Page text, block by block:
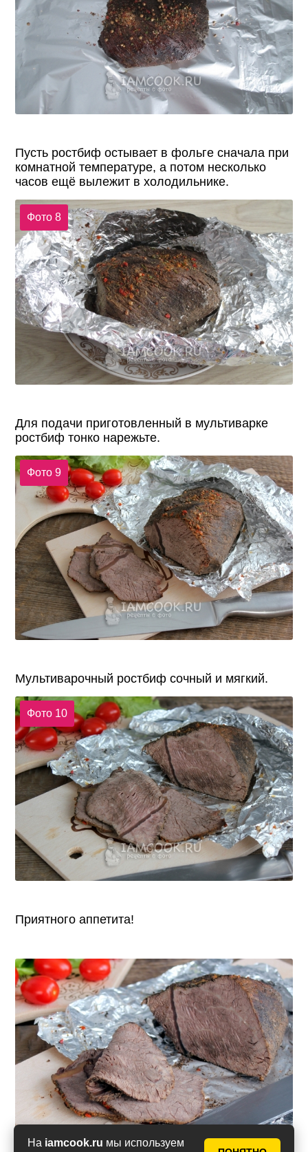
На iamcook.ru мы используем
Пусть ростбиф остывает в фольге сначала при
комнатной температуре, а потом несколько
часов ещё вылежит в холодильнике.
Фото 8
Для подачи приготовленный в мультиварке
ростбиф тонко нарежьте.
Фото 9
Мультиварочный ростбиф сочный и мягкий.
Фото 10
Приятного аппетита!